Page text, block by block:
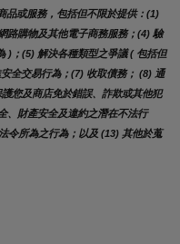
品或服務，包括但不限於提供：(1)
路購物及其他電子商務服務；(4) 驗
)；(5) 解決各種類型之爭議 ( 包括但
全交易行為；(7) 收取債務； (8) 通
您及商店免於錯誤、詐欺或其他犯
、財產安全及違約之潛在不法行
令所為之行為；以及 (13) 其他於蒐